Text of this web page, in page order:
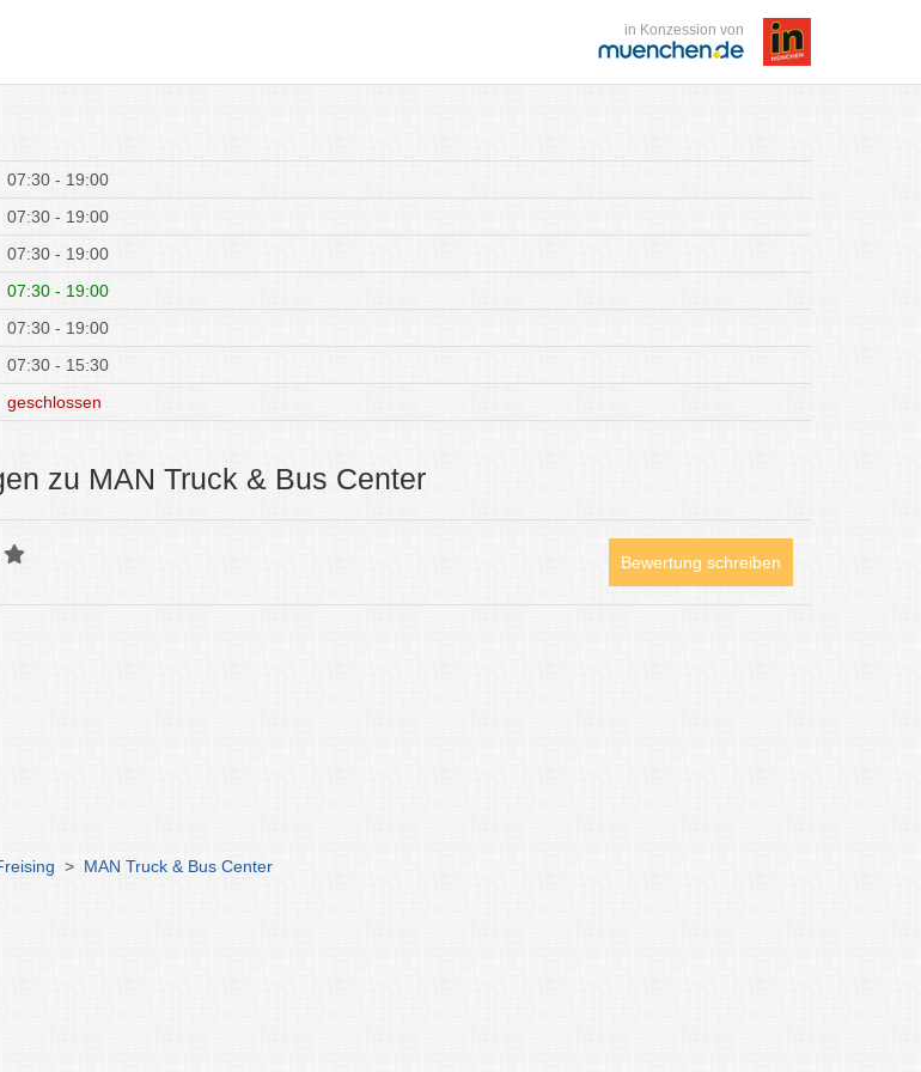
in Konzession von
07:30 - 19:00
07:30 - 19:00
07:30 - 19:00
07:30 - 19:00
07:30 - 19:00
07:30 - 15:30
geschlossen
zu MAN Truck & Bus Center
Bewertung schreiben
> MAN Truck & Bus Center